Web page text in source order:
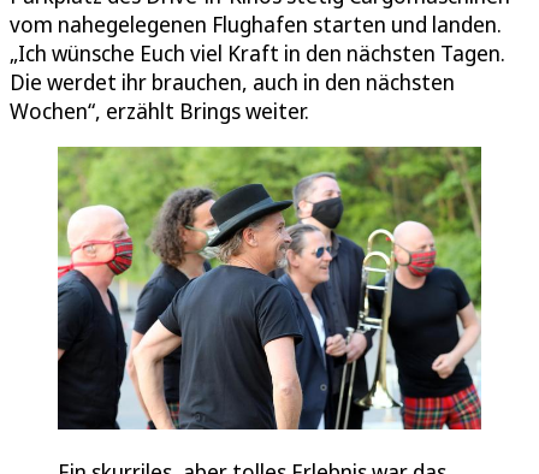
vom nahegelegenen Flughafen starten und landen.
„Ich wünsche Euch viel Kraft in den nächsten Tagen.
Die werdet ihr brauchen, auch in den nächsten
Wochen“, erzählt Brings weiter.